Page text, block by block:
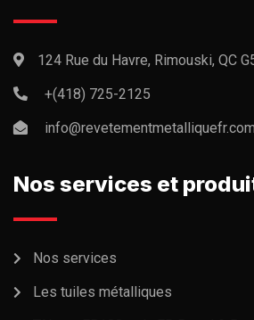
124 Rue du Havre, Rimouski, QC
+(418) 725-2125
info@revetementmetalliquefr.com
Nos services et
Nos services
Les tuiles métalliques